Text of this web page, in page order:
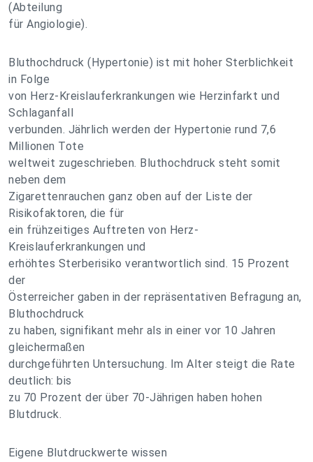
(Abteilung
für Angiologie).
Bluthochdruck (Hypertonie) ist mit hoher Sterblichkeit
in Folge
von Herz-Kreislauferkrankungen wie Herzinfarkt und
Schlaganfall
verbunden. Jährlich werden der Hypertonie rund 7,6
Millionen Tote
weltweit zugeschrieben. Bluthochdruck steht somit
neben dem
Zigarettenrauchen ganz oben auf der Liste der
Risikofaktoren, die für
ein frühzeitiges Auftreten von Herz-
Kreislauferkrankungen und
erhöhtes Sterberisiko verantwortlich sind. 15 Prozent
der
Österreicher gaben in der repräsentativen Befragung an,
Bluthochdruck
zu haben, signifikant mehr als in einer vor 10 Jahren
gleichermaßen
durchgeführten Untersuchung. Im Alter steigt die Rate
deutlich: bis
zu 70 Prozent der über 70-Jährigen haben hohen
Blutdruck.
Eigene Blutdruckwerte wissen